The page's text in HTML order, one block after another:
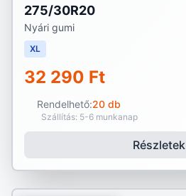
275/30R20
Nyári gumi
XL
32 290 Ft
Rendelhető:20 db
Szállítás: 5-6 munkanap
Részletek